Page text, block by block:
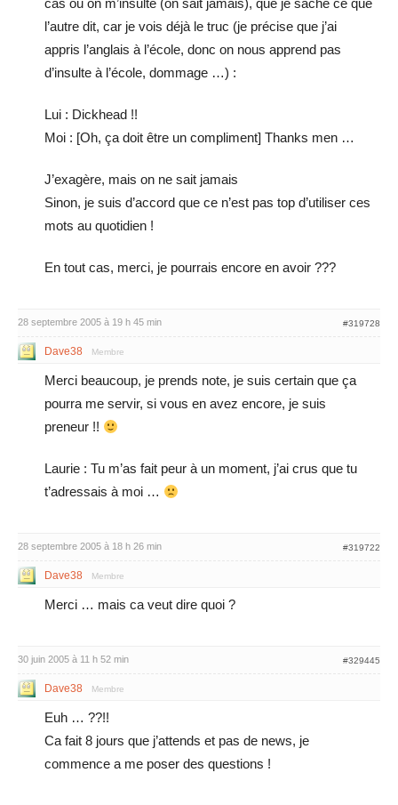
cas ou on m’insulte (on sait jamais), que je sache ce que
l’autre dit, car je vois déjà le truc (je précise que j’ai
appris l’anglais à l’école, donc on nous apprend pas
d’insulte à l’école, dommage …) :
Lui : Dickhead !!
Moi : [Oh, ça doit être un compliment] Thanks men …
J’exagère, mais on ne sait jamais
Sinon, je suis d’accord que ce n’est pas top d’utiliser ces
mots au quotidien !
En tout cas, merci, je pourrais encore en avoir ???
28 septembre 2005 à 19 h 45 min #319728
Dave38 Membre
Merci beaucoup, je prends note, je suis certain que ça
pourra me servir, si vous en avez encore, je suis
preneur !!
Laurie : Tu m’as fait peur à un moment, j’ai crus que tu
t’adressais à moi …
28 septembre 2005 à 18 h 26 min #319722
Dave38 Membre
Merci … mais ca veut dire quoi ?
30 juin 2005 à 11 h 52 min #329445
Dave38 Membre
Euh … ??!!
Ca fait 8 jours que j’attends et pas de news, je
commence a me poser des questions !